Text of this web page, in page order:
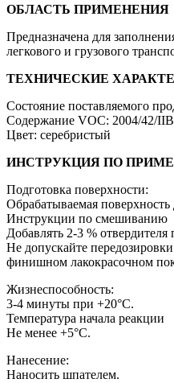
ОБЛАСТЬ ПРИМЕНЕНИЯ
Предназначена для
легкового и грузового
ТЕХНИЧЕСКИЕ
Состояние поставляемого
Содержание VOC: 2004/42/
Цвет: серебристый
ИНСТРУКЦИЯ ПО
Подготовка поверхности:
Обрабатываемая
Инструкции по смешиванию
Добавлять 2-3 % отвердителя
Не допускайте
финишном лакокрасочном
Жизнеспособность:
3-4 минуты при +20°C.
Температура начала реакции
Не менее +5°C.
Нанесение:
Наносить шпателем.